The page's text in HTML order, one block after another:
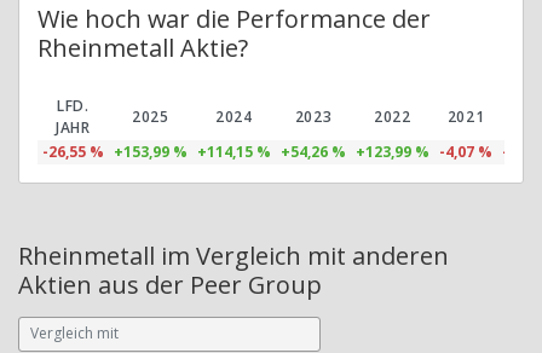
Wie hoch war die Performance der
Rheinmetall Aktie?
LFD.
JAHR
2025 2024 2023 2022 2021
-26,55 % +153,99 % +114,15 % +54,26 % +123,99 % -4,07 % -
Rheinmetall im Vergleich mit anderen
Aktien aus der Peer Group